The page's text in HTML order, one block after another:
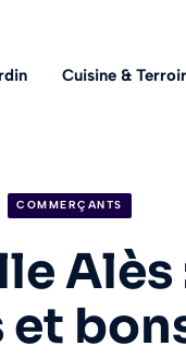
Cuisine & Terroir
COMMERÇANTS